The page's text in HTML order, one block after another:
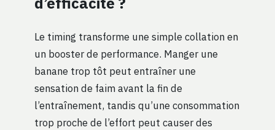
Le timing transforme une simple collation en
un booster de performance. Manger une
banane trop tôt peut entraîner une
sensation de faim avant la fin de
l’entraînement, tandis qu’une consommation
trop proche de l’effort peut causer des